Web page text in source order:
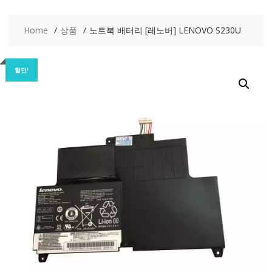
Home 상품 노트북 배터리 [레노버] LENOVO S230U
할인!